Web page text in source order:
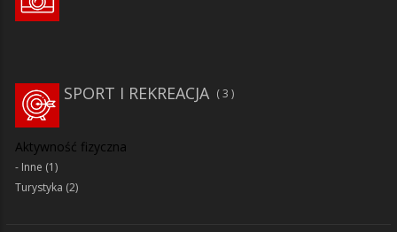
SPORT I REKREACJA 3
Aktywność fizyczna
Inne (1)
Turystyka (2)